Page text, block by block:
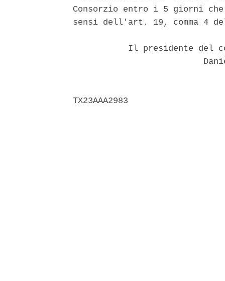
Consorzio entro i 5 giorni
sensi dell'art. 19, comma 4
Il presidente del